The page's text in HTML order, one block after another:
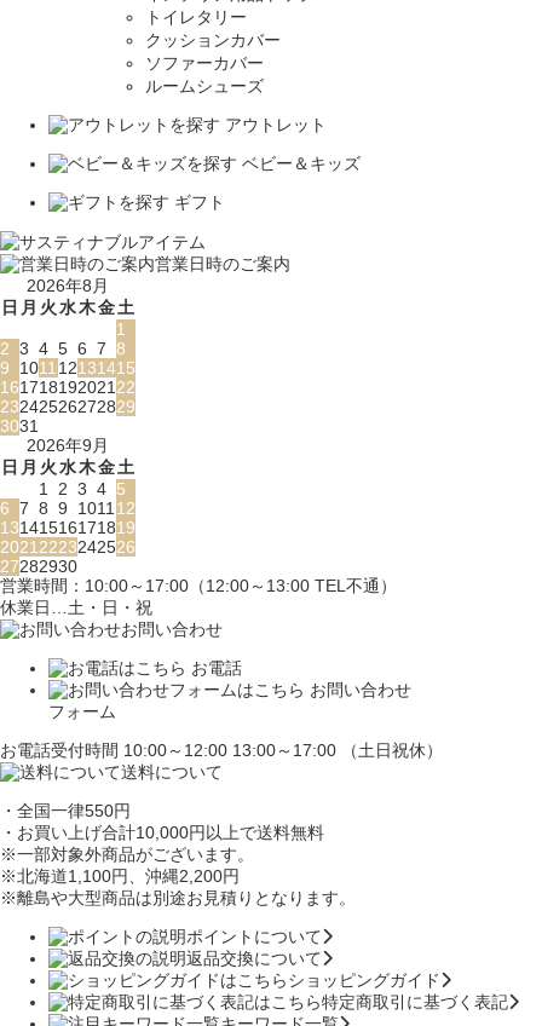
トイレタリー
クッションカバー
ソファーカバー
ルームシューズ
アウトレット
ベビー＆キッズ
ギフト
営業日時のご案内
2026年8月
日 月 火水木金土
1
2 3 4 5 6 7 8
9
101112131415
16171819202122
23242526272829
3031
2026年9月
日 月 火水木金土
1 2 3 4 5
6 7 8 9 101112
13141516171819
20212223242526
27282930
営業時間：10:00～17:00（12:00～13:00 TEL不通）
休業日…土・日・祝
お問い合わせ
お電話
お問い合わせ
フォーム
お電話受付時間 10:00～12:00 13:00～17:00 （土日祝休）
送料について
・全国一律550円
・お買い上げ合計10,000円 以上で送料無料
※一部対象外商品がございます。
※北海道1,100円、沖縄2,200円
※離島や大型商品は別途お見積りとなります。
ポイントについて
返品交換について
ショッピングガイド
特定商取引に基づく表記